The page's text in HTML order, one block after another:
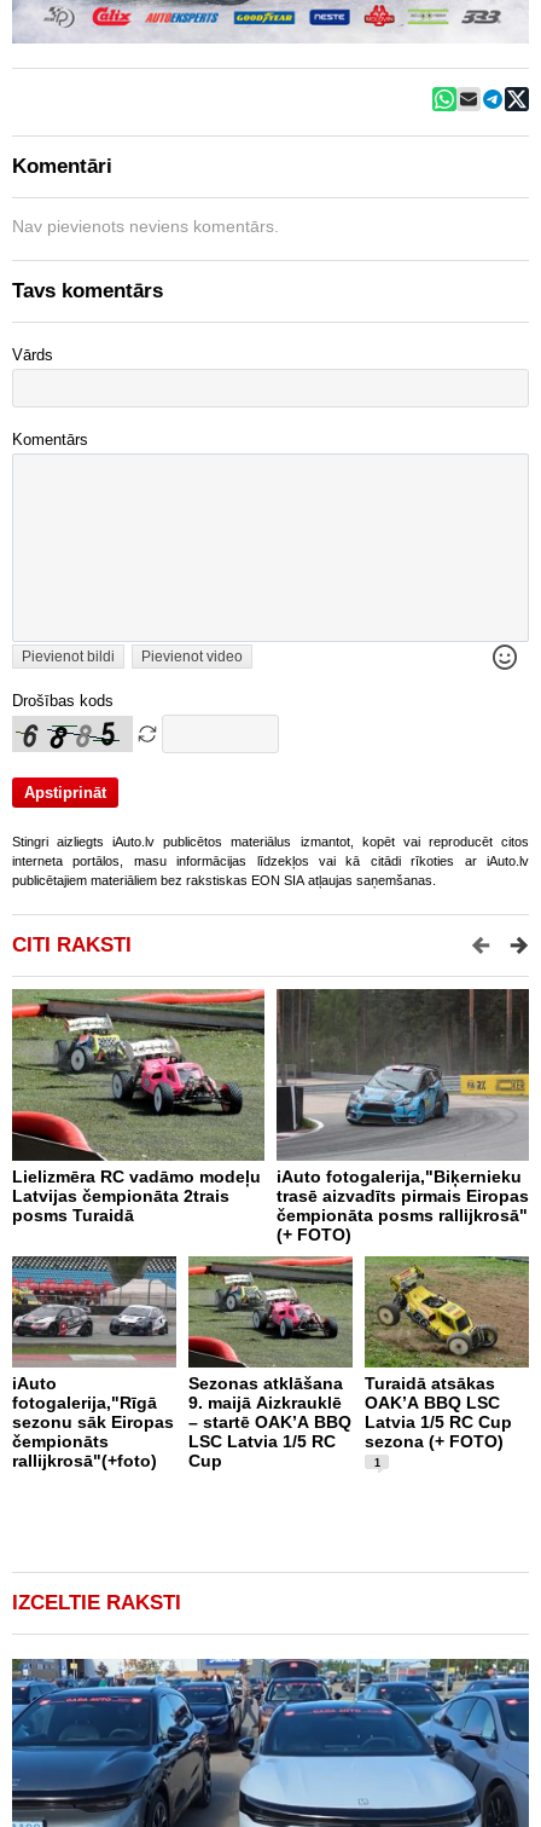
Komentāri
Nav pievienots neviens komentārs.
Tavs komentārs
Vārds
Komentārs
Pievienot bildi Pievienot video
Drošības kods
Stingri aizliegts iAuto.lv publicētos materiālus izmantot, kopēt vai reproducēt citos
interneta portālos, masu informācijas līdzekļos vai kā citādi rīkoties ar iAuto.lv
publicētajiem materiāliem bez rakstiskas EON SIA atļaujas saņemšanas.
CITI RAKSTI
Lielizmēra RC vadāmo modeļu
Latvijas čempionāta 2trais
posms Turaidā
iAuto fotogalerija,"Biķernieku
trasē aizvadīts pirmais Eiropas
čempionāta posms rallijkrosā"
(+ FOTO)
iAuto
fotogalerija,"Rīgā
sezonu sāk Eiropas
čempionāts
rallijkrosā"(+foto)
Sezonas atklāšana
9. maijā Aizkrauklē
– startē OAK’A BBQ
LSC Latvia 1/5 RC
Cup
Turaidā atsākas
OAK’A BBQ LSC
Latvia 1/5 RC Cup
sezona (+ FOTO)
1
IZCELTIE RAKSTI